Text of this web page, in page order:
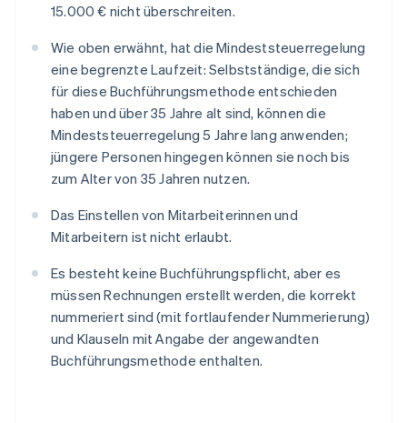
15.000 € nicht überschreiten.
Wie oben erwähnt, hat die Mindeststeuerregelung
eine begrenzte Laufzeit: Selbstständige, die sich
für diese Buchführungsmethode entschieden
haben und über 35 Jahre alt sind, können die
Mindeststeuerregelung 5 Jahre lang anwenden;
jüngere Personen hingegen können sie noch bis
zum Alter von 35 Jahren nutzen.
Das Einstellen von Mitarbeiterinnen und
Mitarbeitern ist nicht erlaubt.
Es besteht keine Buchführungspflicht, aber es
müssen Rechnungen erstellt werden, die korrekt
nummeriert sind (mit fortlaufender Nummerierung)
und Klauseln mit Angabe der angewandten
Buchführungsmethode enthalten.